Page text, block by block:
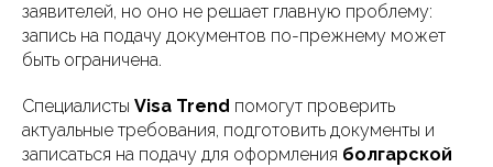
заявителей, но оно не решает главную проблему:
запись на подачу документов по-прежнему может
быть ограничена.
Специалисты Visa Trend помогут проверить
актуальные требования, подготовить документы и
записаться на подачу для оформления болгарской